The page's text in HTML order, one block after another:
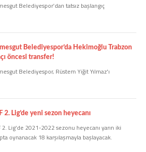
Belediyespor’dan tatsız başlangıç
Belediyespor’da Hekimoğlu Trabzon
öncesi transfer!
Belediyespor, Rüstem Yiğit Yılmaz'ı
2. Lig’de yeni sezon heyecanı
2. Lig'de 2021-2022 sezonu heyecanı yarın iki
oynanacak 18 karşılaşmayla başlayacak.